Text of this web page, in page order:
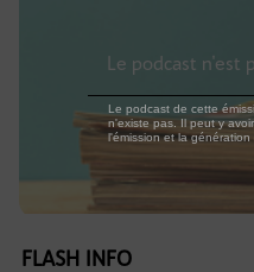
FLASH INFO
Le podcast n'est
Le podcast de cette
n'existe pas. Il peut y
l'émission et la génération